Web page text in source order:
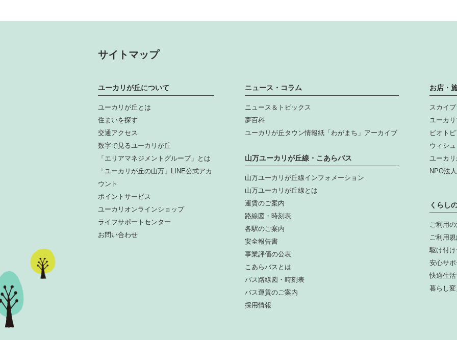
サイトマップ
ユーカリが丘について
ユーカリが丘とは
住まいを探す
交通アクセス
数字で見るユーカリが丘
「エリアマネジメントグループ」とは
「ユーカリが丘の山万」LINE公式アカ
ウント
ポイントサービス
ユーカリオンラインショップ
ライフサポートセンター
お問い合わせ
ニュース・コラム
ニュース＆トピックス
夢百科
ユーカリが丘タウン情報紙「わがまち」アーカイブ
山万ユーカリが丘線・こあらバス
山万ユーカリが丘線インフォメーション
山万ユーカリが丘線とは
運賃のご案内
路線図・時刻表
各駅のご案内
安全報告書
事業評価の公表
こあらバスとは
バス路線図・時刻表
バス運賃のご案内
採用情報
お店・
スカイ
ユーカリ
ビオト
ウィシ
ユーカ
NPO法
くらし
ご利用
ご利用
駆け付け
安心サポ
快適生活
暮らし変